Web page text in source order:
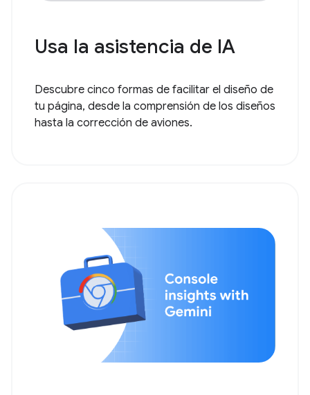
Usa la asistencia de IA
Descubre cinco formas de facilitar el diseño de
tu página, desde la comprensión de los diseños
hasta la corrección de aviones.